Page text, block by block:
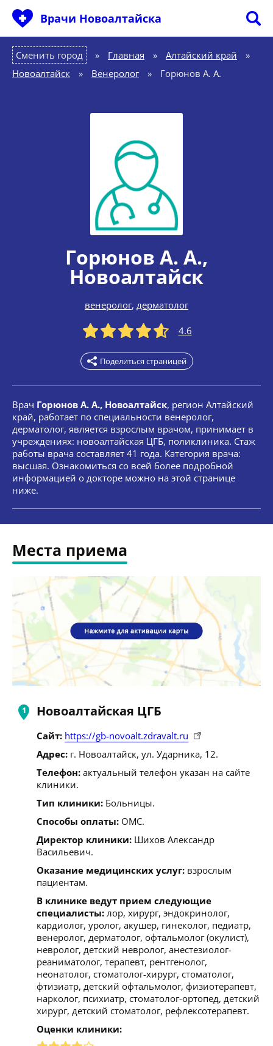
Врачи Новоалтайска
Сменить город Главная » Алтайский край
»
Новоалтайск
» Венеролог » Горюнов А. А.
Горюнов А. А.,
Новоалтайск
венеролог, дерматолог
4.6
Поделиться страницей
Врач Горюнов А. А., Новоалтайск, регион Алтайский
край, работает по специальности венеролог,
дерматолог, является взрослым врачом, принимает в
учреждениях: новоалтайская ЦГБ, поликлиника. Стаж
работы врача составляет 41 года. Категория врача:
высшая. Ознакомиться со всей более подробной
информацией о докторе можно на этой странице
ниже.
Места приема
Новоалтайская ЦГБ
Сайт: https://gb-novoalt.zdravalt.ru
Адрес: г. Новоалтайск, ул. Ударника, 12.
Телефон: актуальный телефон указан на сайте
клиники.
Тип клиники: Больницы.
Способы оплаты: ОМС.
Директор клиники: Шихов Александр
Васильевич.
Оказание медицинских услуг: взрослым
пациентам.
В клинике ведут прием следующие
специалисты: лор, хирург, эндокринолог,
кардиолог, уролог, акушер, гинеколог, педиатр,
венеролог, дерматолог, офтальмолог (окулист),
невролог, детский невролог, анестезиолог-
реаниматолог, терапевт, рентгенолог,
неонатолог, стоматолог-хирург, стоматолог,
фтизиатр, детский офтальмолог, физиотерапевт,
нарколог, психиатр, стоматолог-ортопед, детский
хирург, детский стоматолог, рефлексотерапевт.
Оценки клиники: